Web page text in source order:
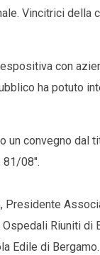
Vincitrici della
con
ha potuto
convegno dal
81/08".
Presidente
Riuniti di
Edile di Bergamo.